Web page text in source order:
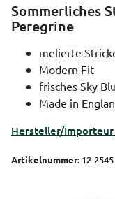
Sommerliches
Peregrine
melierte
Modern Fit
frisches Sky
Made in
Hersteller/
Artikelnummer: 12-2545